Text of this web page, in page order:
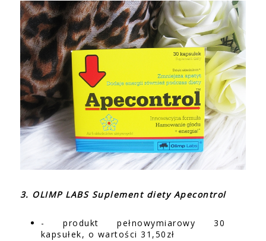
3. OLIMP LABS Suplement diety Apecontrol
- produkt pełnowymiarowy 30
kapsułek, o wartości 31,50zł